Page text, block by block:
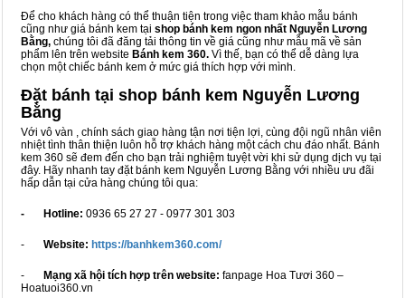
Để cho khách hàng có thể thuận tiện trong việc tham khảo mẫu bánh
cũng như giá bánh kem tại shop bánh kem ngon nhất Nguyễn Lương
Bằng, chúng tôi đã đăng tải thông tin về giá cũng như mẫu mã về sản
phẩm lên trên website Bánh kem 360. Vì thế, bạn có thể dễ dàng lựa
chọn một chiếc bánh kem ở mức giá thích hợp với mình.
Đặt bánh tại shop bánh kem Nguyễn Lương
Bằng
Với vô vàn , chính sách giao hàng tận nơi tiện lợi, cùng đội ngũ nhân viên
nhiệt tình thân thiện luôn hỗ trợ khách hàng một cách chu đáo nhất. Bánh
kem 360 sẽ đem đến cho bạn trải nghiệm tuyệt vời khi sử dụng dịch vụ tại
đây. Hãy nhanh tay đặt bánh kem Nguyễn Lương Bằng với nhiều ưu đãi
hấp dẫn tại cửa hàng chúng tôi qua:
- Hotline: 0936 65 27 27 - 0977 301 303
- Website: https://banhkem360.com/
- Mạng xã hội tích hợp trên website: fanpage Hoa Tươi 360 –
Hoatuoi360.vn